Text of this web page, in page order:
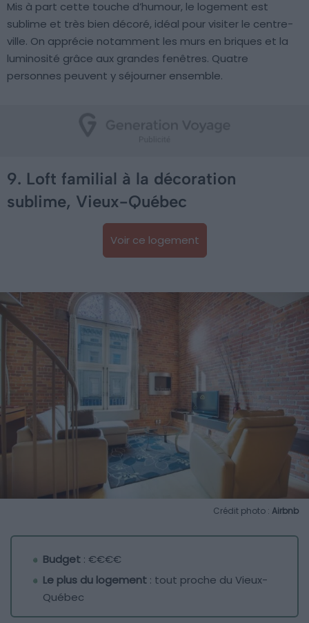
Mis à part cette touche d’humour, le logement est
sublime et très bien décoré, idéal pour visiter le centre-
ville. On apprécie notamment les murs en briques et la
luminosité grâce aux grandes fenêtres. Quatre
personnes peuvent y séjourner ensemble.
9. Loft familial à la décoration
sublime, Vieux-Québec
Voir ce logement
Crédit photo : Airbnb
Budget : €€€€
Le plus du logement : tout proche du Vieux-
Québec